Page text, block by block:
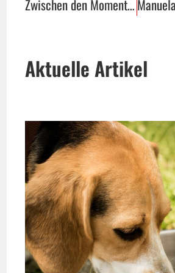
Zwischen den Momenten
Aktuelle Artikel